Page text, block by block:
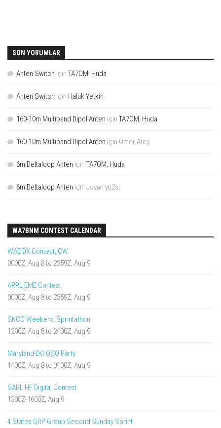
SON YORUMLAR
Anten Switch için TA7OM, Huda
Anten Switch için Haluk Yetkin
160-10m Multiband Dipol Anten için TA7OM, Huda
160-10m Multiband Dipol Anten için Ömer Ateş
6m Deltaloop Anten için TA7OM, Huda
6m Deltaloop Anten için Jovan yu2sj
WA7BNM CONTEST CALENDAR
WAE DX Contest, CW
0000Z, Aug 8 to 2359Z, Aug 9
ARRL EME Contest
0000Z, Aug 8 to 2359Z, Aug 9
SKCC Weekend Sprintathon
1200Z, Aug 8 to 2400Z, Aug 9
Maryland-DC QSO Party
1400Z, Aug 8 to 0400Z, Aug 9
SARL HF Digital Contest
1300Z-1600Z, Aug 9
4 States QRP Group Second Sunday Sprint